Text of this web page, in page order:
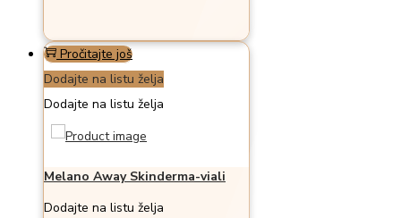
Pročitajte još
Dodajte na listu želja
Dodajte na listu želja
Melano Away Skinderma-viali
Dodajte na listu želja